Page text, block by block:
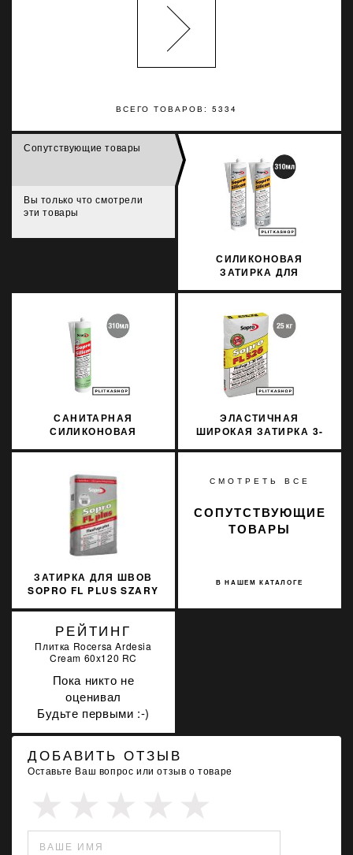
ВСЕГО ТОВАРОВ: 5334
Сопутствующие товары
Вы только что смотрели
эти товары
СИЛИКОНОВАЯ
ЗАТИРКА ДЛЯ
MARMORSILICON 797
310МЛ
САНИТАРНАЯ
СИЛИКОНОВАЯ
ЭЛАСТИЧНАЯ
ШИРОКАЯ ЗАТИРКА 3-
ЗАТИРКА ДЛЯ ШВОВ
SOPRO FL PLUS SZARY
СМОТРЕТЬ ВСЕ
В НАШЕМ КАТАЛОГЕ
СОПУТСТВУЮЩИЕ
ТОВАРЫ
РЕЙТИНГ
Плитка Rocersa Ardesia
Cream 60x120 RC
Пока никто не
оценивал
Будьте первыми :-)
ДОБАВИТЬ ОТЗЫВ
Оставьте Ваш вопрос или отзыв о товаре
ВАШЕ ИМЯ